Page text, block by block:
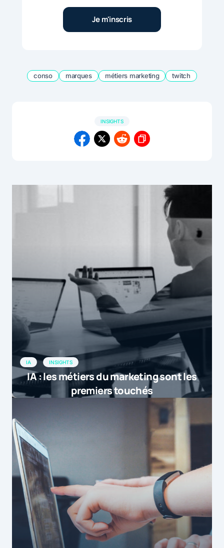
conso marques métiers marketing twitch
INSIGHTS
IA INSIGHTS
IA : les métiers du marketing sont les
premiers touchés